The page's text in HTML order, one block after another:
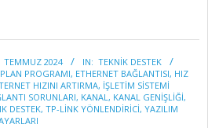
TEMMUZ 2024 IN: TEKNİK DESTEK
PROGRAMI, ETHERNET BAĞLANTISI, HIZ
HIZINI ARTIRMA, IŞLETIM SISTEMI
SORUNLARI, KANAL, KANAL GENIŞLIĞI,
DESTEK, TP-LINK YÖNLENDIRICI, YAZILIM